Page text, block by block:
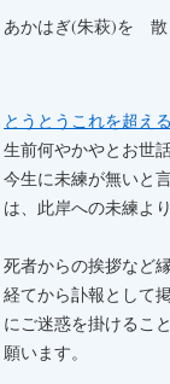
ッ
あかはぎ(朱萩)を
とうとうこれを超え
生前何やかやとお世
今生に未練が無いと
は、此岸への未練よ
死者からの挨拶など
経てから訃報として
にご迷惑を掛けるこ
願います。